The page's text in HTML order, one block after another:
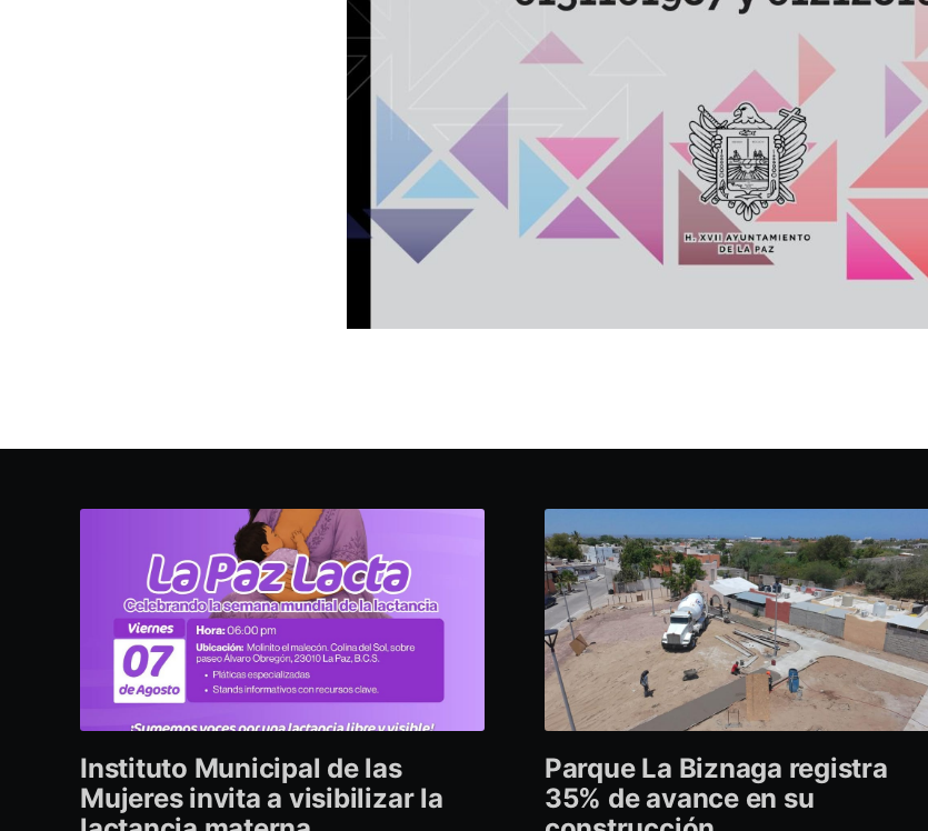
Instituto Municipal de las
Mujeres invita a visibilizar la
Parque La Biznaga registra
35% de avance en su